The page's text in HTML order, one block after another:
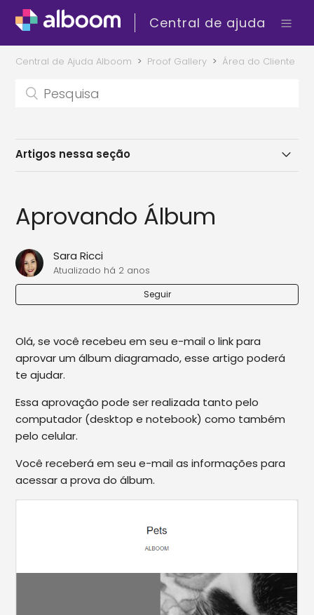
Central de ajuda
Central de Ajuda Alboom Proof Gallery Área do Cliente
Artigos nessa seção
Aprovando Álbum
Comprando e Realizando o Download da Galeria
de Fotos
Aprovando Álbum
Sara Ricci
Atualizado há 2 anos
Seguir
Olá, se você recebeu em seu e-mail o link para
aprovar um álbum diagramado, esse artigo poderá
te ajudar.
Essa aprovação pode ser realizada tanto pelo
computador (desktop e notebook) como também
pelo celular.
Você receberá em seu e-mail as informações para
acessar a prova do álbum.